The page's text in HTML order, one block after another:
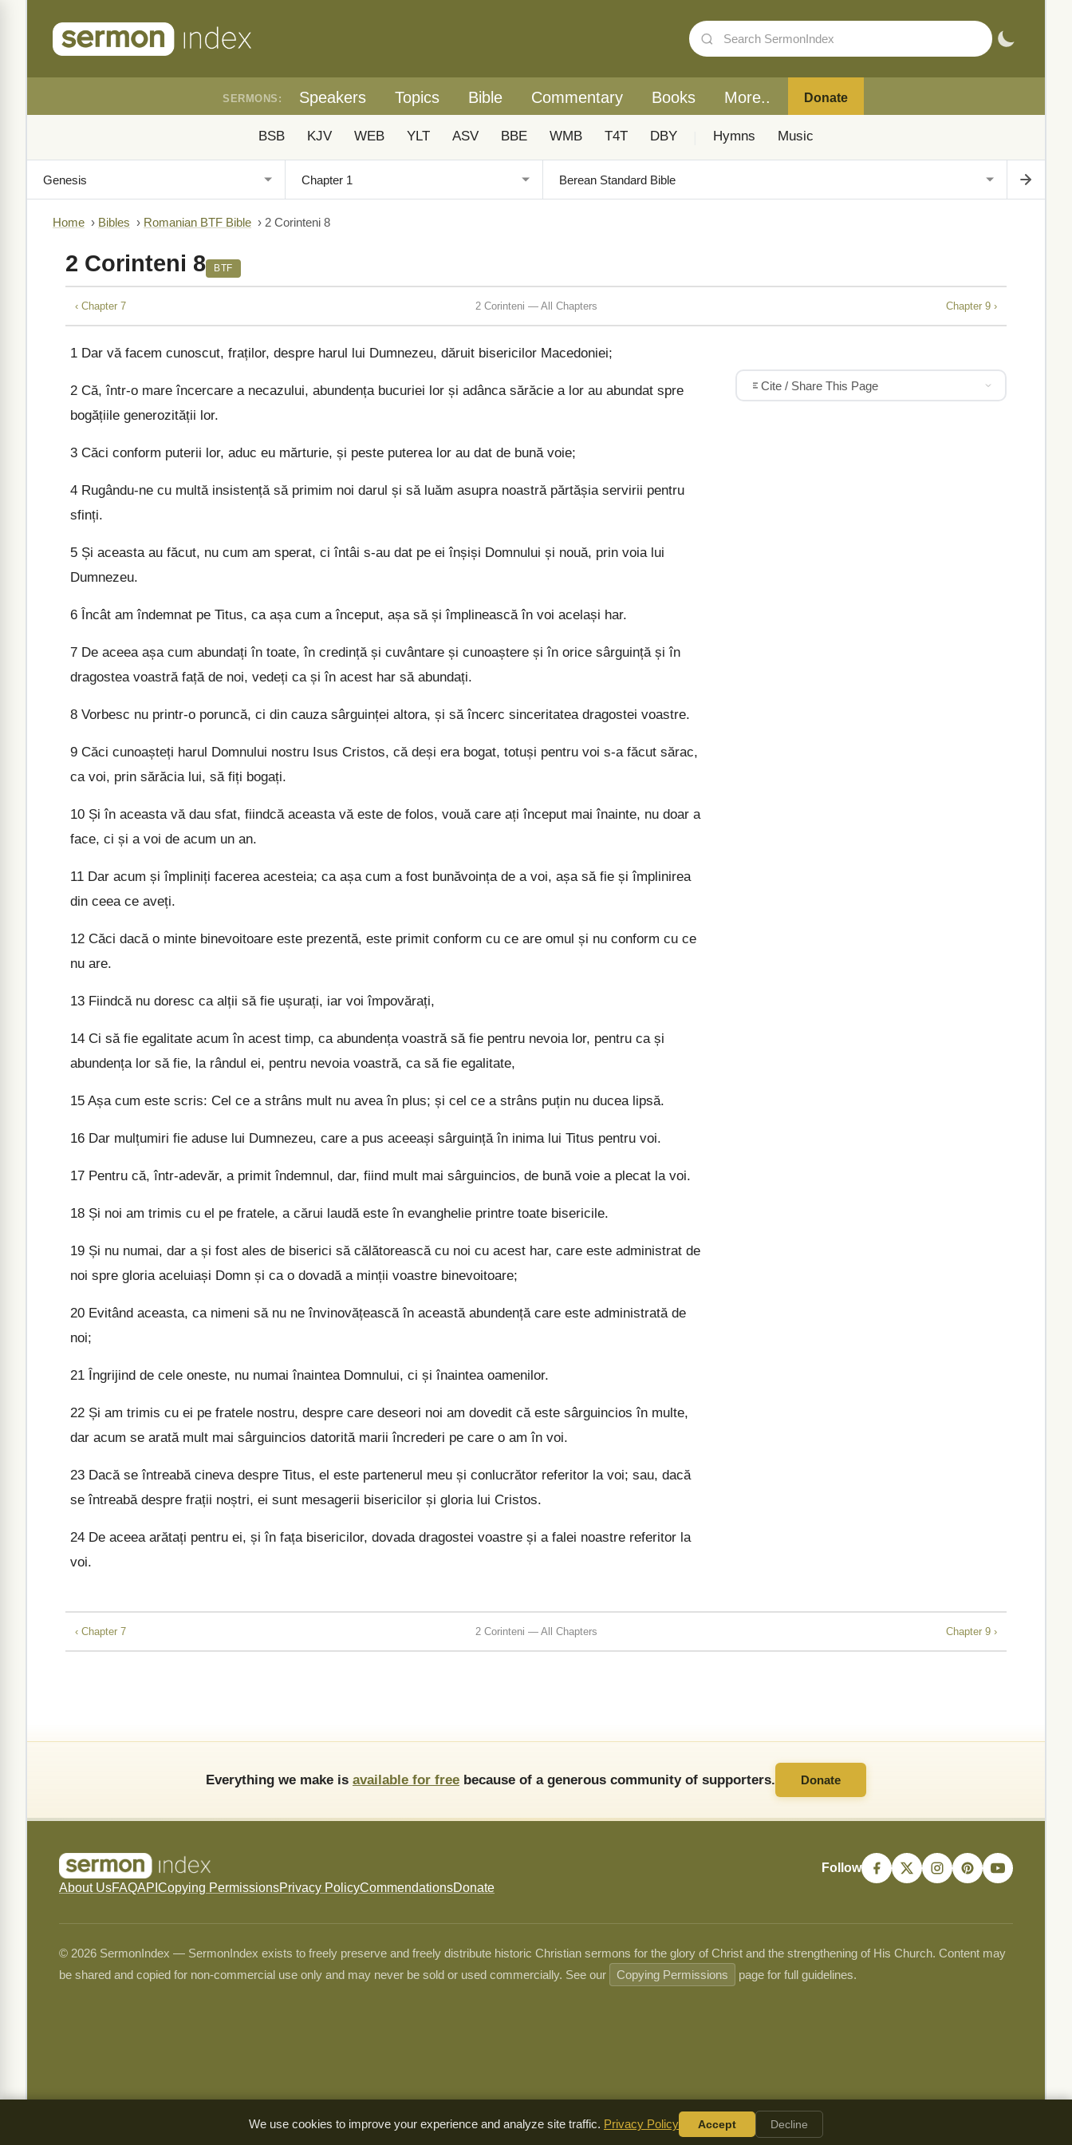
SERMONS: Speakers Topics Bible Commentary Books More.. Donate
BSB KJV WEB YLT ASV BBE WMB T4T DBY Hymns Music
Home › Bibles › Romanian BTF Bible › 2 Corinteni 8
2 Corinteni 8 BTF
‹ Chapter 7 2 Corinteni — All Chapters Chapter 9 ›
1 Dar vă facem cunoscut, fraților, despre harul lui Dumnezeu, dăruit bisericilor Macedoniei;
2 Că, într-o mare încercare a necazului, abundența bucuriei lor și adânca sărăcie a lor au abundat spre
bogățiile generozității lor.
3 Căci conform puterii lor, aduc eu mărturie, și peste puterea lor au dat de bună voie;
4 Rugându-ne cu multă insistență să primim noi darul și să luăm asupra noastră părtășia servirii pentru
sfinți.
5 Și aceasta au făcut, nu cum am sperat, ci întâi s-au dat pe ei înșiși Domnului și nouă, prin voia lui
Dumnezeu.
6 Încât am îndemnat pe Titus, ca așa cum a început, așa să și împlinească în voi același har.
7 De aceea așa cum abundați în toate, în credință și cuvântare și cunoaștere și în orice sârguință și în
dragostea voastră față de noi, vedeți ca și în acest har să abundați.
8 Vorbesc nu printr-o poruncă, ci din cauza sârguinței altora, și să încerc sinceritatea dragostei voastre.
9 Căci cunoașteți harul Domnului nostru Isus Cristos, că deși era bogat, totuși pentru voi s-a făcut sărac,
ca voi, prin sărăcia lui, să fiți bogați.
10 Și în aceasta vă dau sfat, fiindcă aceasta vă este de folos, vouă care ați început mai înainte, nu doar a
face, ci și a voi de acum un an.
11 Dar acum și împliniți facerea acesteia; ca așa cum a fost bunăvoința de a voi, așa să fie și împlinirea
din ceea ce aveți.
12 Căci dacă o minte binevoitoare este prezentă, este primit conform cu ce are omul și nu conform cu ce
nu are.
13 Fiindcă nu doresc ca alții să fie ușurați, iar voi împovărați,
14 Ci să fie egalitate acum în acest timp, ca abundența voastră să fie pentru nevoia lor, pentru ca și
abundența lor să fie, la rândul ei, pentru nevoia voastră, ca să fie egalitate,
15 Așa cum este scris: Cel ce a strâns mult nu avea în plus; și cel ce a strâns puțin nu ducea lipsă.
16 Dar mulțumiri fie aduse lui Dumnezeu, care a pus aceeași sârguință în inima lui Titus pentru voi.
17 Pentru că, într-adevăr, a primit îndemnul, dar, fiind mult mai sârguincios, de bună voie a plecat la voi.
18 Și noi am trimis cu el pe fratele, a cărui laudă este în evanghelie printre toate bisericile.
19 Și nu numai, dar a și fost ales de biserici să călătorească cu noi cu acest har, care este administrat de
noi spre gloria aceluiași Domn și ca o dovadă a minții voastre binevoitoare;
20 Evitând aceasta, ca nimeni să nu ne învinovățească în această abundență care este administrată de
noi;
21 Îngrijind de cele oneste, nu numai înaintea Domnului, ci și înaintea oamenilor.
22 Și am trimis cu ei pe fratele nostru, despre care deseori noi am dovedit că este sârguincios în multe,
dar acum se arată mult mai sârguincios datorită marii încrederi pe care o am în voi.
23 Dacă se întreabă cineva despre Titus, el este partenerul meu și conlucrător referitor la voi; sau, dacă
se întreabă despre frații noștri, ei sunt mesagerii bisericilor și gloria lui Cristos.
24 De aceea arătați pentru ei, și în fața bisericilor, dovada dragostei voastre și a falei noastre referitor la
voi.
Cite / Share This Page
‹ Chapter 7 2 Corinteni — All Chapters Chapter 9 ›
Everything we make is available for free because of a generous community of supporters. Donate
About UsFAQAPI Copying PermissionsPrivacy PolicyCommendationsDonate
Follow
© 2026 SermonIndex — SermonIndex exists to freely preserve and freely distribute historic Christian sermons for the glory of Christ and the strengthening of His Church. Content may
be shared and copied for non-commercial use only and may never be sold or used commercially. See our
Copying Permissions page for full guidelines.
We use cookies to improve your experience and analyze site traffic. Privacy Policy Accept Decline